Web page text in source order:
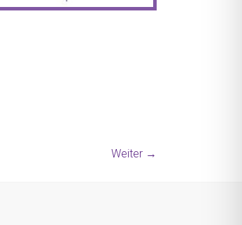
Weiter →